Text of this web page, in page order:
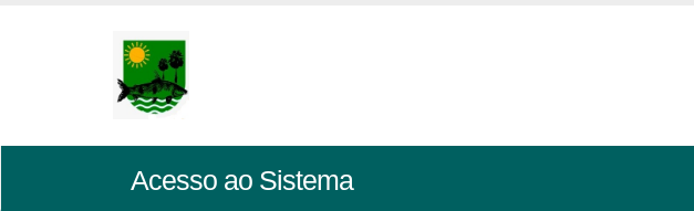
Acesso ao Sistema